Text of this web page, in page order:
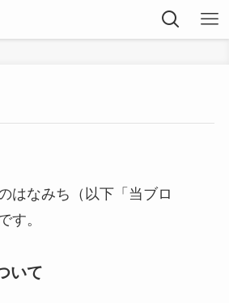
はなみち（以下「当ブロ
す。
いて